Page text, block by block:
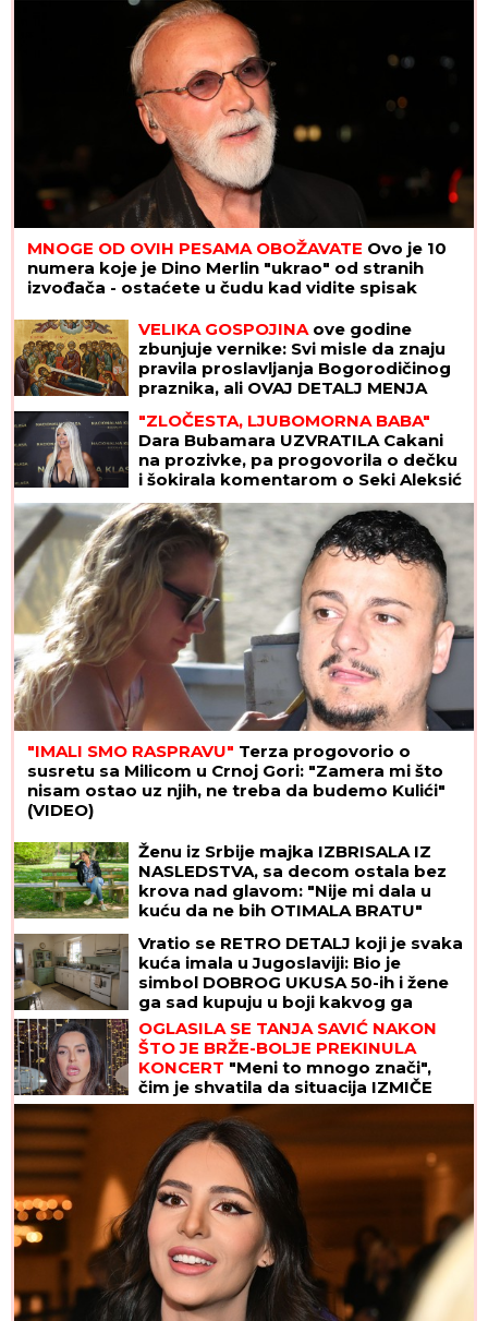
MNOGE OD OVIH PESAMA OBOŽAVATE Ovo je 10
numera koje je Dino Merlin "ukrao" od stranih
izvođača - ostaćete u čudu kad vidite spisak
VELIKA GOSPOJINA ove godine
zbunjuje vernike: Svi misle da znaju
pravila proslavljanja Bogorodičinog
praznika, ali OVAJ DETALJ MENJA
"ZLOČESTA, LJUBOMORNA BABA"
Dara Bubamara UZVRATILA Cakani
na prozivke, pa progovorila o dečku
i šokirala komentarom o Seki Aleksić
(VIDEO)
"IMALI SMO RASPRAVU" Terza progovorio o
susretu sa Milicom u Crnoj Gori: "Zamera mi što
nisam ostao uz njih, ne treba da budemo Kulići"
(VIDEO)
Ženu iz Srbije majka IZBRISALA IZ
NASLEDSTVA, sa decom ostala bez
krova nad glavom: "Nije mi dala u
kuću da ne bih OTIMALA BRATU"
Vratio se RETRO DETALJ koji je svaka
kuća imala u Jugoslaviji: Bio je
simbol DOBROG UKUSA 50-ih i žene
ga sad kupuju u boji kakvog ga
poznajemo iz bakine kuhinje
OGLASILA SE TANJA SAVIĆ NAKON
ŠTO JE BRŽE-BOLJE PREKINULA
KONCERT "Meni to mnogo znači",
čim je shvatila da situacija IZMIČE
KONTROLI morala da reaguje